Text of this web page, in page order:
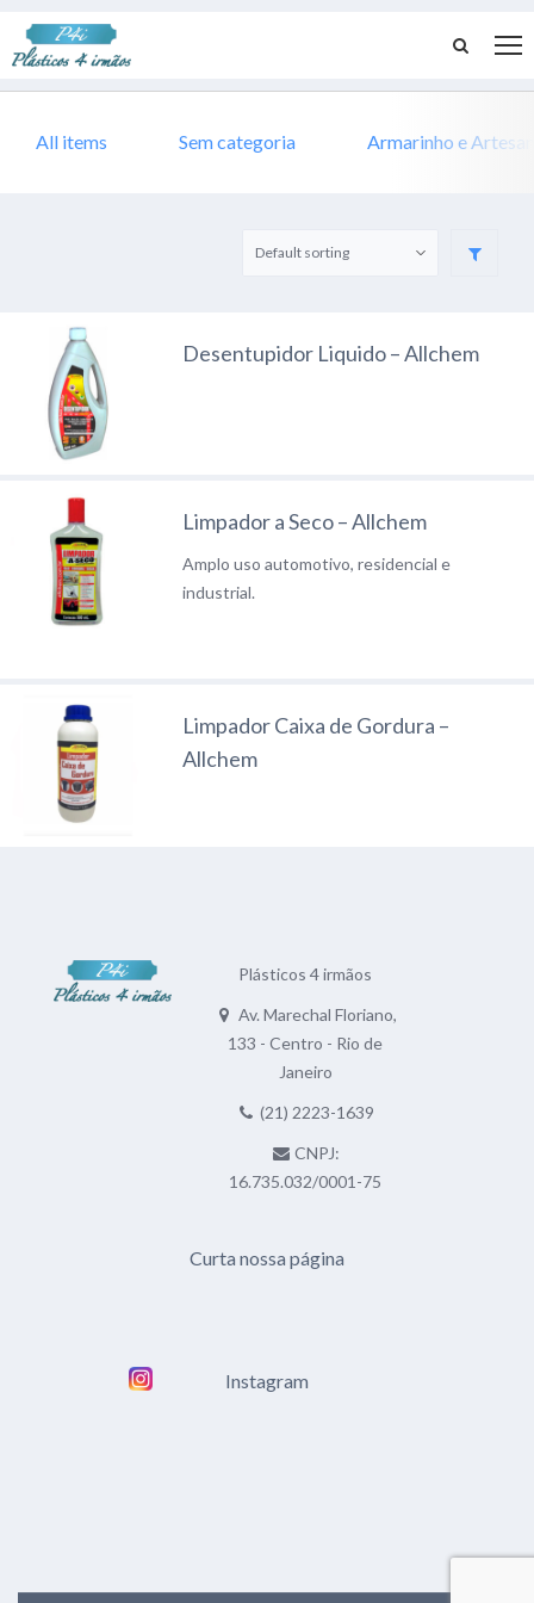
All items Sem categoria Armarinho e
Desentupidor Liquido – Allchem
Limpador a Seco – Allchem
Amplo uso automotivo, residencial e
industrial.
Limpador Caixa de Gordura –
Allchem
Plásticos 4 irmãos
Av. Marechal Floriano,
133 - Centro - Rio de
Janeiro
(21) 2223-1639
CNPJ:
16.735.032/0001-75
Curta nossa página
Instagram